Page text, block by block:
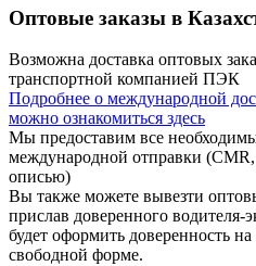
Оптовые заказы в
Возможна доставка оптовых
транспортной компанией ПЭК
Подробнее о международной
можно ознакомиться здесь
Мы предоставим все
международной отправки (CMR,
описью)
Вы также можете вывезти
прислав доверенного водителя-
будет оформить доверенность
свободной форме.